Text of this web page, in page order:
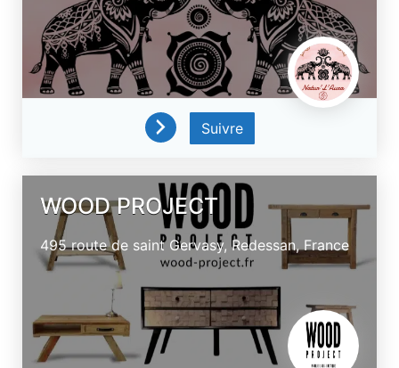
Suivre
WOOD PROJECT
495 route de saint Gervasy, Redessan,France